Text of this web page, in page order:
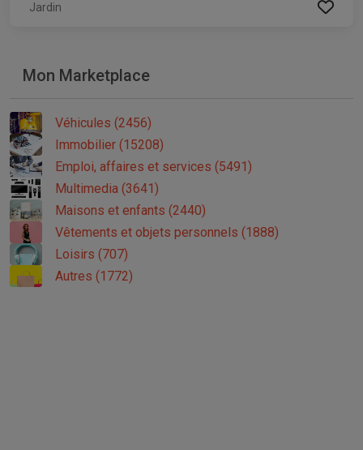
Jardin
Mon Marketplace
Véhicules (2456)
Immobilier (15208)
Emploi, affaires et services (5491)
Multimedia (3641)
Maisons et enfants (2440)
Vêtements et objets personnels (1888)
Loisirs (707)
Autres (1772)